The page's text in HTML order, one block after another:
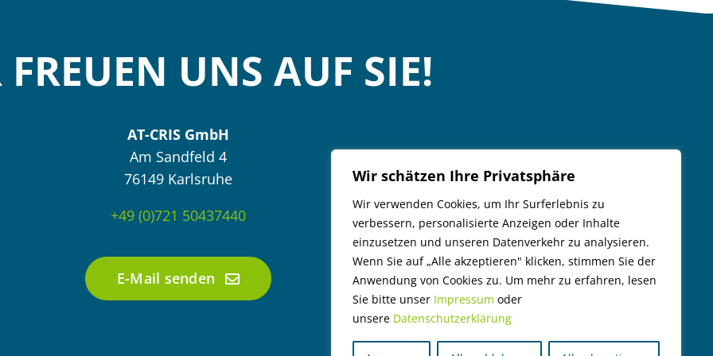
Wir schätzen Ihre Privatsphäre
Wir verwenden Cookies, um Ihr Surferlebnis zu
verbessern, personalisierte Anzeigen oder Inhalte
einzusetzen und unseren Datenverkehr zu analysieren.
Wenn Sie auf „Alle akzeptieren" klicken, stimmen Sie der
Anwendung von Cookies zu. Um mehr zu erfahren, lesen
Sie bitte unser Impressum oder
unsere Datenschutzerklärung
UNS AUF SIE!
AT-CRIS GmbH
Am Sandfeld 4
76149 Karlsruhe
+49 (0)721 50437440
E-Mail senden